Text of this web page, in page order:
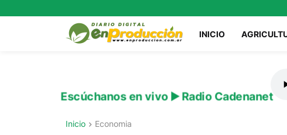
INICIO
Escúchanos en vivo ▶️ Radio Cadenanet
Inicio Economia